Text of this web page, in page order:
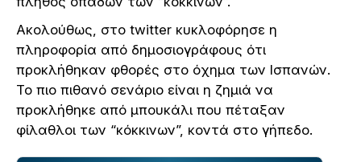
Ακολούθως, στο twitter κυκλοφόρησε η
πληροφορία από δημοσιογράφους ότι
προκλήθηκαν φθορές στο όχημα των Ισπανών.
Το πιο πιθανό σενάριο είναι η ζημιά να
προκλήθηκε από μπουκάλι που πέταξαν
φίλαθλοι των “κόκκινων”, κοντά στο γήπεδο.